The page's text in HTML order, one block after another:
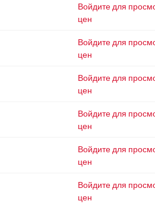
Войдите для
цен
Войдите для
цен
Войдите для
цен
Войдите для
цен
Войдите для
цен
Войдите для
цен